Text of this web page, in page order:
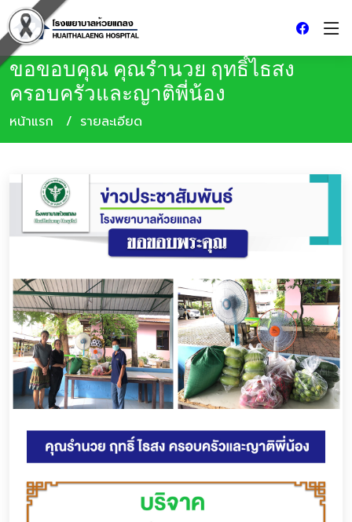
ขอขอบคุณ คุณรำนวย ฤทธิ์ไธสง
ครอบครัวและญาติพี่น้อง
หน้าแรก รายละเอียด